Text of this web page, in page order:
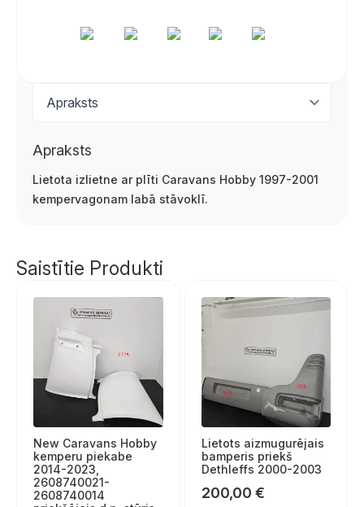
Apraksts
Lietota izlietne ar plīti Caravans Hobby 1997-2001
kempervagonam labā stāvoklī.
Saistītie Produkti
New Caravans Hobby
kemperu piekabe
2014-2023,
2608740021-
2608740014
Lietots aizmugurējais
bamperis priekš
Dethleffs 2000-2003
200,00 €